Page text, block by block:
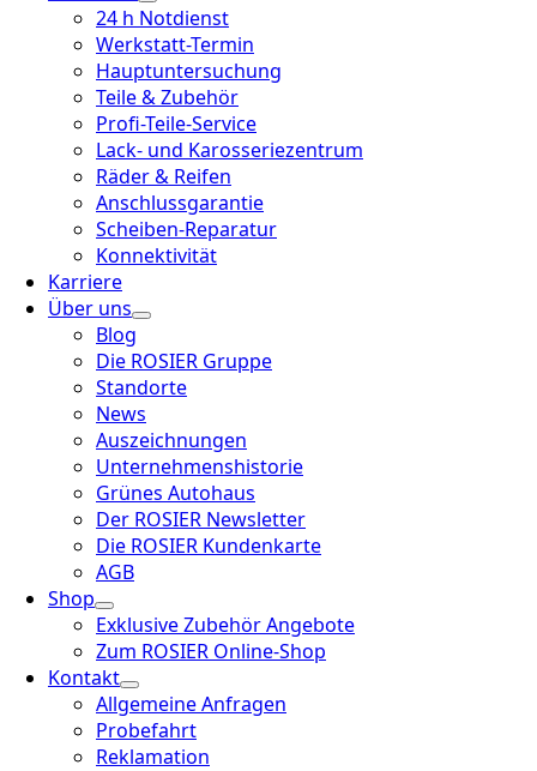
24 h Notdienst
Werkstatt-Termin
Hauptuntersuchung
Teile & Zubehör
Profi-Teile-Service
Lack- und Karosseriezentrum
Räder & Reifen
Anschlussgarantie
Scheiben-Reparatur
Konnektivität
Karriere
Über uns
Blog
Die ROSIER Gruppe
Standorte
News
Auszeichnungen
Unternehmenshistorie
Grünes Autohaus
Der ROSIER Newsletter
Die ROSIER Kundenkarte
AGB
Shop
Exklusive Zubehör Angebote
Zum ROSIER Online-Shop
Kontakt
Allgemeine Anfragen
Probefahrt
Reklamation